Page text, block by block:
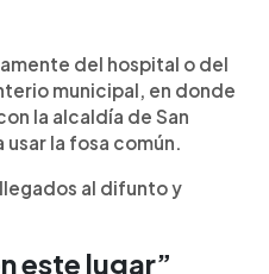
del hospital o del
municipal, en donde
la alcaldía de San
usar la fosa común.
al difunto y
este lugar”